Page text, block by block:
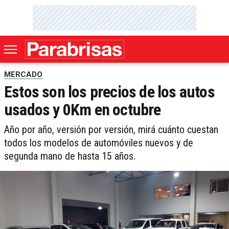
MERCADO
Estos son los precios de los autos
usados y 0Km en octubre
Año por año, versión por versión, mirá cuánto cuestan
todos los modelos de automóviles nuevos y de
segunda mano de hasta 15 años.